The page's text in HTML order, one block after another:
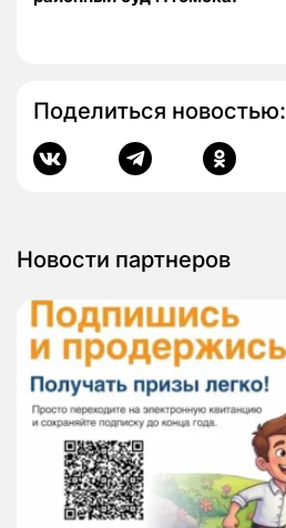
Поделиться новостью:
Новости партнеров